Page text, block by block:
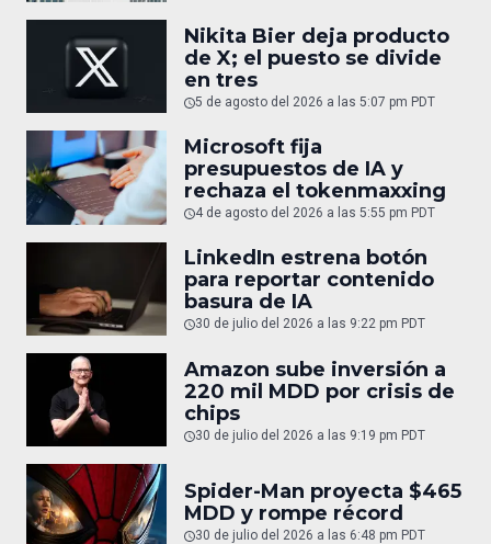
Nikita Bier deja producto
de X; el puesto se divide
en tres
5 de agosto del 2026 a las 5:07 pm PDT
Microsoft fija
presupuestos de IA y
rechaza el tokenmaxxing
4 de agosto del 2026 a las 5:55 pm PDT
LinkedIn estrena botón
para reportar contenido
basura de IA
30 de julio del 2026 a las 9:22 pm PDT
Amazon sube inversión a
220 mil MDD por crisis de
chips
30 de julio del 2026 a las 9:19 pm PDT
Spider-Man proyecta $465
MDD y rompe récord
30 de julio del 2026 a las 6:48 pm PDT